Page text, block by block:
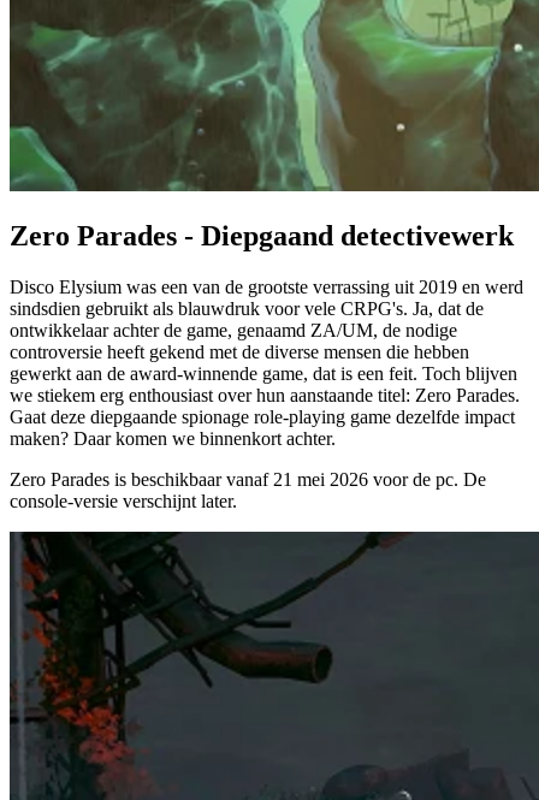
Zero Parades - Diepgaand detectivewerk
Disco Elysium was een van de grootste verrassing uit 2019 en werd
sindsdien gebruikt als blauwdruk voor vele CRPG's. Ja, dat de
ontwikkelaar achter de game, genaamd ZA/UM, de nodige
controversie heeft gekend met de diverse mensen die hebben
gewerkt aan de award-winnende game, dat is een feit. Toch blijven
we stiekem erg enthousiast over hun aanstaande titel: Zero Parades.
Gaat deze diepgaande spionage role-playing game dezelfde impact
maken? Daar komen we binnenkort achter.
Zero Parades is beschikbaar vanaf 21 mei 2026 voor de pc. De
console-versie verschijnt later.